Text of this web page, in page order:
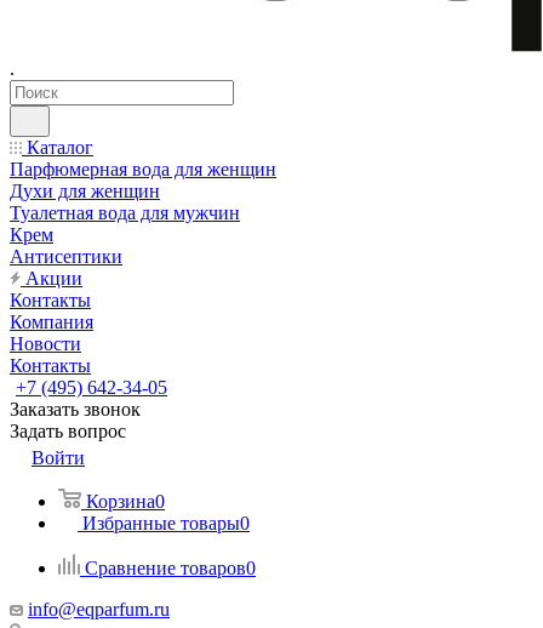
.
Каталог
Парфюмерная вода для женщин
Духи для женщин
Туалетная вода для мужчин
Крем
Антисептики
Акции
Контакты
Компания
Новости
Контакты
+7 (495) 642-34-05
Заказать звонок
Задать вопрос
Войти
Корзина0
Избранные товары0
Сравнение товаров0
info@eqparfum.ru